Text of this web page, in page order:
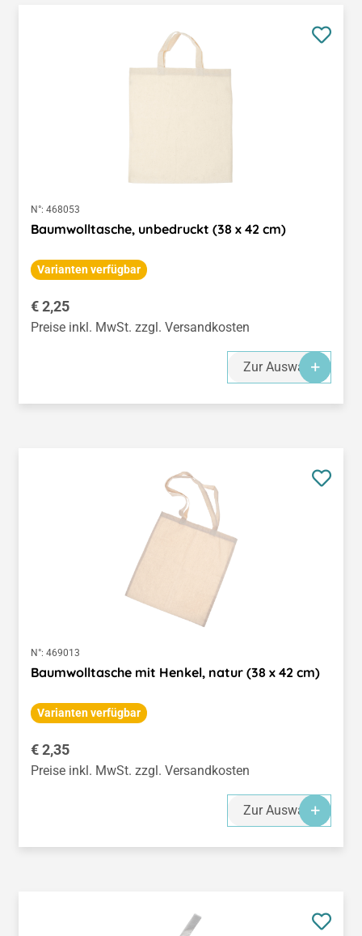
N°: 468053
Baumwolltasche, unbedruckt (38 x 42 cm)
Varianten verfügbar
Regulärer Preis:
€ 2,25
Preise inkl. MwSt. zzgl. Versandkosten
Zur Auswahl
N°: 469013
Baumwolltasche mit Henkel, natur (38 x 42 cm)
Varianten verfügbar
Regulärer Preis:
€ 2,35
Preise inkl. MwSt. zzgl. Versandkosten
Zur Auswahl